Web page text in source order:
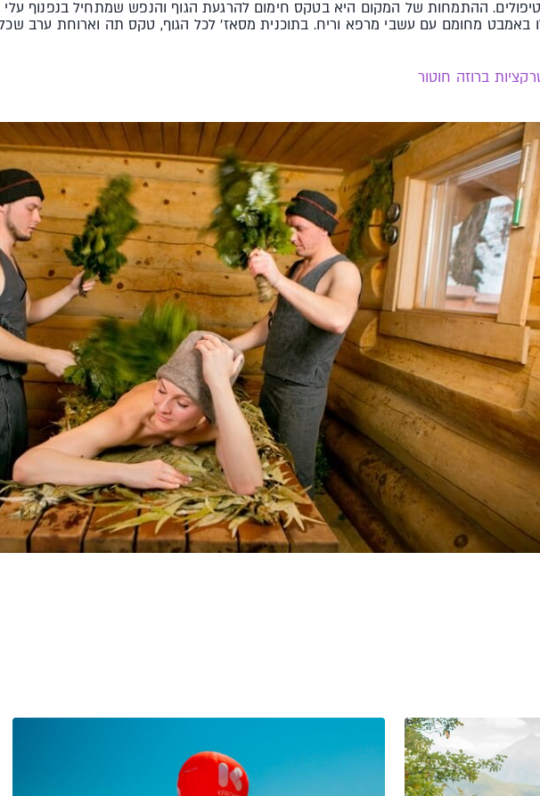
ההתמחות של המקום היא בטקס חימום להרגעת הגוף והנפש שמתחיל בנפנוף עלי
באמבט מחומם עם עשבי מרפא וריח. בתוכנית מסאז' לכל הגוף, טקס תה וארוחת ערב
ברוזה חוטור